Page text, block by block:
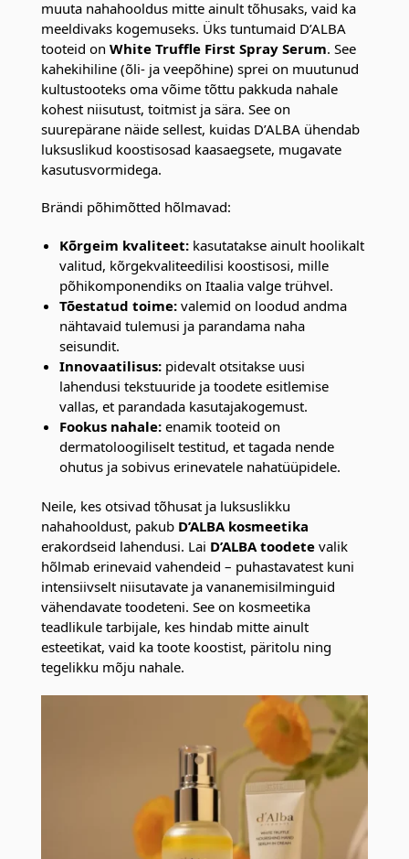
muuta nahahooldus mitte ainult tõhusaks, vaid ka
meeldivaks kogemuseks. Üks tuntumaid D’ALBA
tooteid on White Truffle First Spray Serum. See
kahekihiline (õli- ja veepõhine) sprei on muutunud
kultustooteks oma võime tõttu pakkuda nahale
kohest niisutust, toitmist ja sära. See on
suurepärane näide sellest, kuidas D’ALBA ühendab
luksuslikud koostisosad kaasaegsete, mugavate
kasutusvormidega.
Brändi põhimõtted hõlmavad:
Kõrgeim kvaliteet: kasutatakse ainult hoolikalt
valitud, kõrgekvaliteedilisi koostisosi, mille
põhikomponendiks on Itaalia valge trühvel.
Tõestatud toime: valemid on loodud andma
nähtavaid tulemusi ja parandama naha
seisundit.
Innovaatilisus: pidevalt otsitakse uusi
lahendusi tekstuuride ja toodete esitlemise
vallas, et parandada kasutajakogemust.
Fookus nahale: enamik tooteid on
dermatoloogiliselt testitud, et tagada nende
ohutus ja sobivus erinevatele nahatüüpidele.
Neile, kes otsivad tõhusat ja luksuslikku
nahahooldust, pakub D’ALBA kosmeetika
erakordseid lahendusi. Lai D’ALBA toodete valik
hõlmab erinevaid vahendeid – puhastavatest kuni
intensiivselt niisutavate ja vananemisilminguid
vähendavate toodeteni. See on kosmeetika
teadlikule tarbijale, kes hindab mitte ainult
esteetikat, vaid ka toote koostist, päritolu ning
tegelikku mõju nahale.